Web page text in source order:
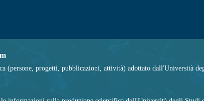
(persone, progetti, pubblicazioni, attività) adottato dall'Università